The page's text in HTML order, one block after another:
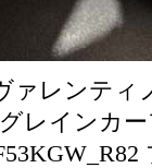
ァレンティ
レインカ